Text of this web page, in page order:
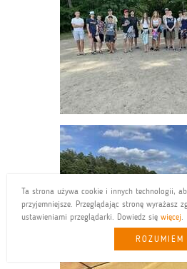
Ta strona używa cookie i innych technologii,
przyjemniejsze. Przeglądając stronę wyrażasz
ustawieniami przeglądarki. Dowiedz się więcej.
ROZUMIEM